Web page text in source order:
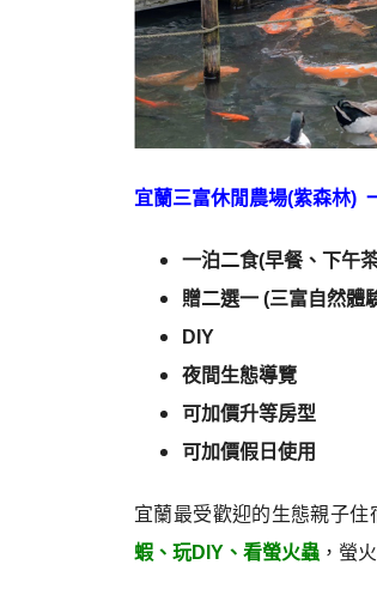
宜蘭三富休閒農場(紫森林)
一泊二食(早餐、下午
贈二選一 (三富自然體
DIY​
夜間生態導覽
可加價升等房型
可加價假日使用
宜蘭最受歡迎的生態親子住
蝦、玩DIY、看螢火蟲 ，螢